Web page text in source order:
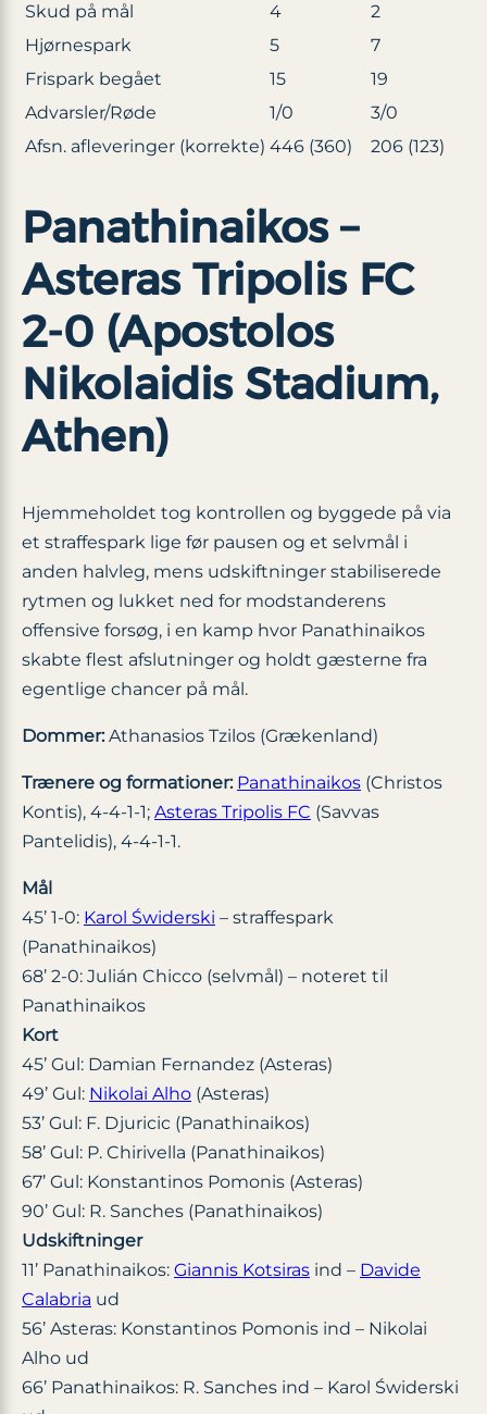
Skud på mål
4
2
Hjørnespark
5
7
Frispark begået
15
19
Advarsler/Røde
1/0
3/0
Afsn. afleveringer (korrekte) 446 (360) 206 (123)
Panathinaikos –
Asteras Tripolis FC
2-0 (Apostolos
Nikolaidis Stadium,
Athen)
Hjemmeholdet tog kontrollen og byggede på via
et straffespark lige før pausen og et selvmål i
anden halvleg, mens udskiftninger stabiliserede
rytmen og lukket ned for modstanderens
offensive forsøg, i en kamp hvor Panathinaikos
skabte flest afslutninger og holdt gæsterne fra
egentlige chancer på mål.
Dommer:Athanasios Tzilos (Grækenland)
Trænere og formationer: Panathinaikos (Christos
Kontis), 4-4-1-1; Asteras Tripolis FC (Savvas
Pantelidis), 4-4-1-1.
Mål
45’ 1-0: Karol Świderski – straffespark
(Panathinaikos)
68’ 2-0: Julián Chicco (selvmål) – noteret til
Panathinaikos
Kort
45’ Gul: Damian Fernandez (Asteras)
49’ Gul: Nikolai Alho (Asteras)
53’ Gul: F. Djuricic (Panathinaikos)
58’ Gul: P. Chirivella (Panathinaikos)
67’ Gul: Konstantinos Pomonis (Asteras)
90’ Gul: R. Sanches (Panathinaikos)
Udskiftninger
11’ Panathinaikos: Giannis Kotsiras ind – Davide
Calabria ud
56’ Asteras: Konstantinos Pomonis ind – Nikolai
Alho ud
66’ Panathinaikos: R. Sanches ind – Karol Świderski